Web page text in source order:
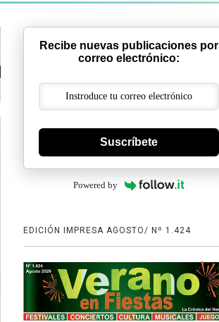
Recibe nuevas publicaciones por
correo electrónico:
Suscríbete
Powered by
EDICIÓN IMPRESA AGOSTO/ Nº 1.424